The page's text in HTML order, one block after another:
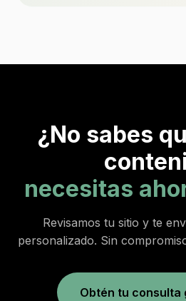
¿No sabes
necesitas
Revisamos tu sitio y te
personalizado. Sin
Obtén tu consulta